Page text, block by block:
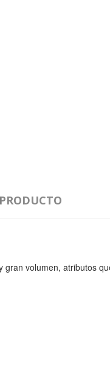
volumen, atributos